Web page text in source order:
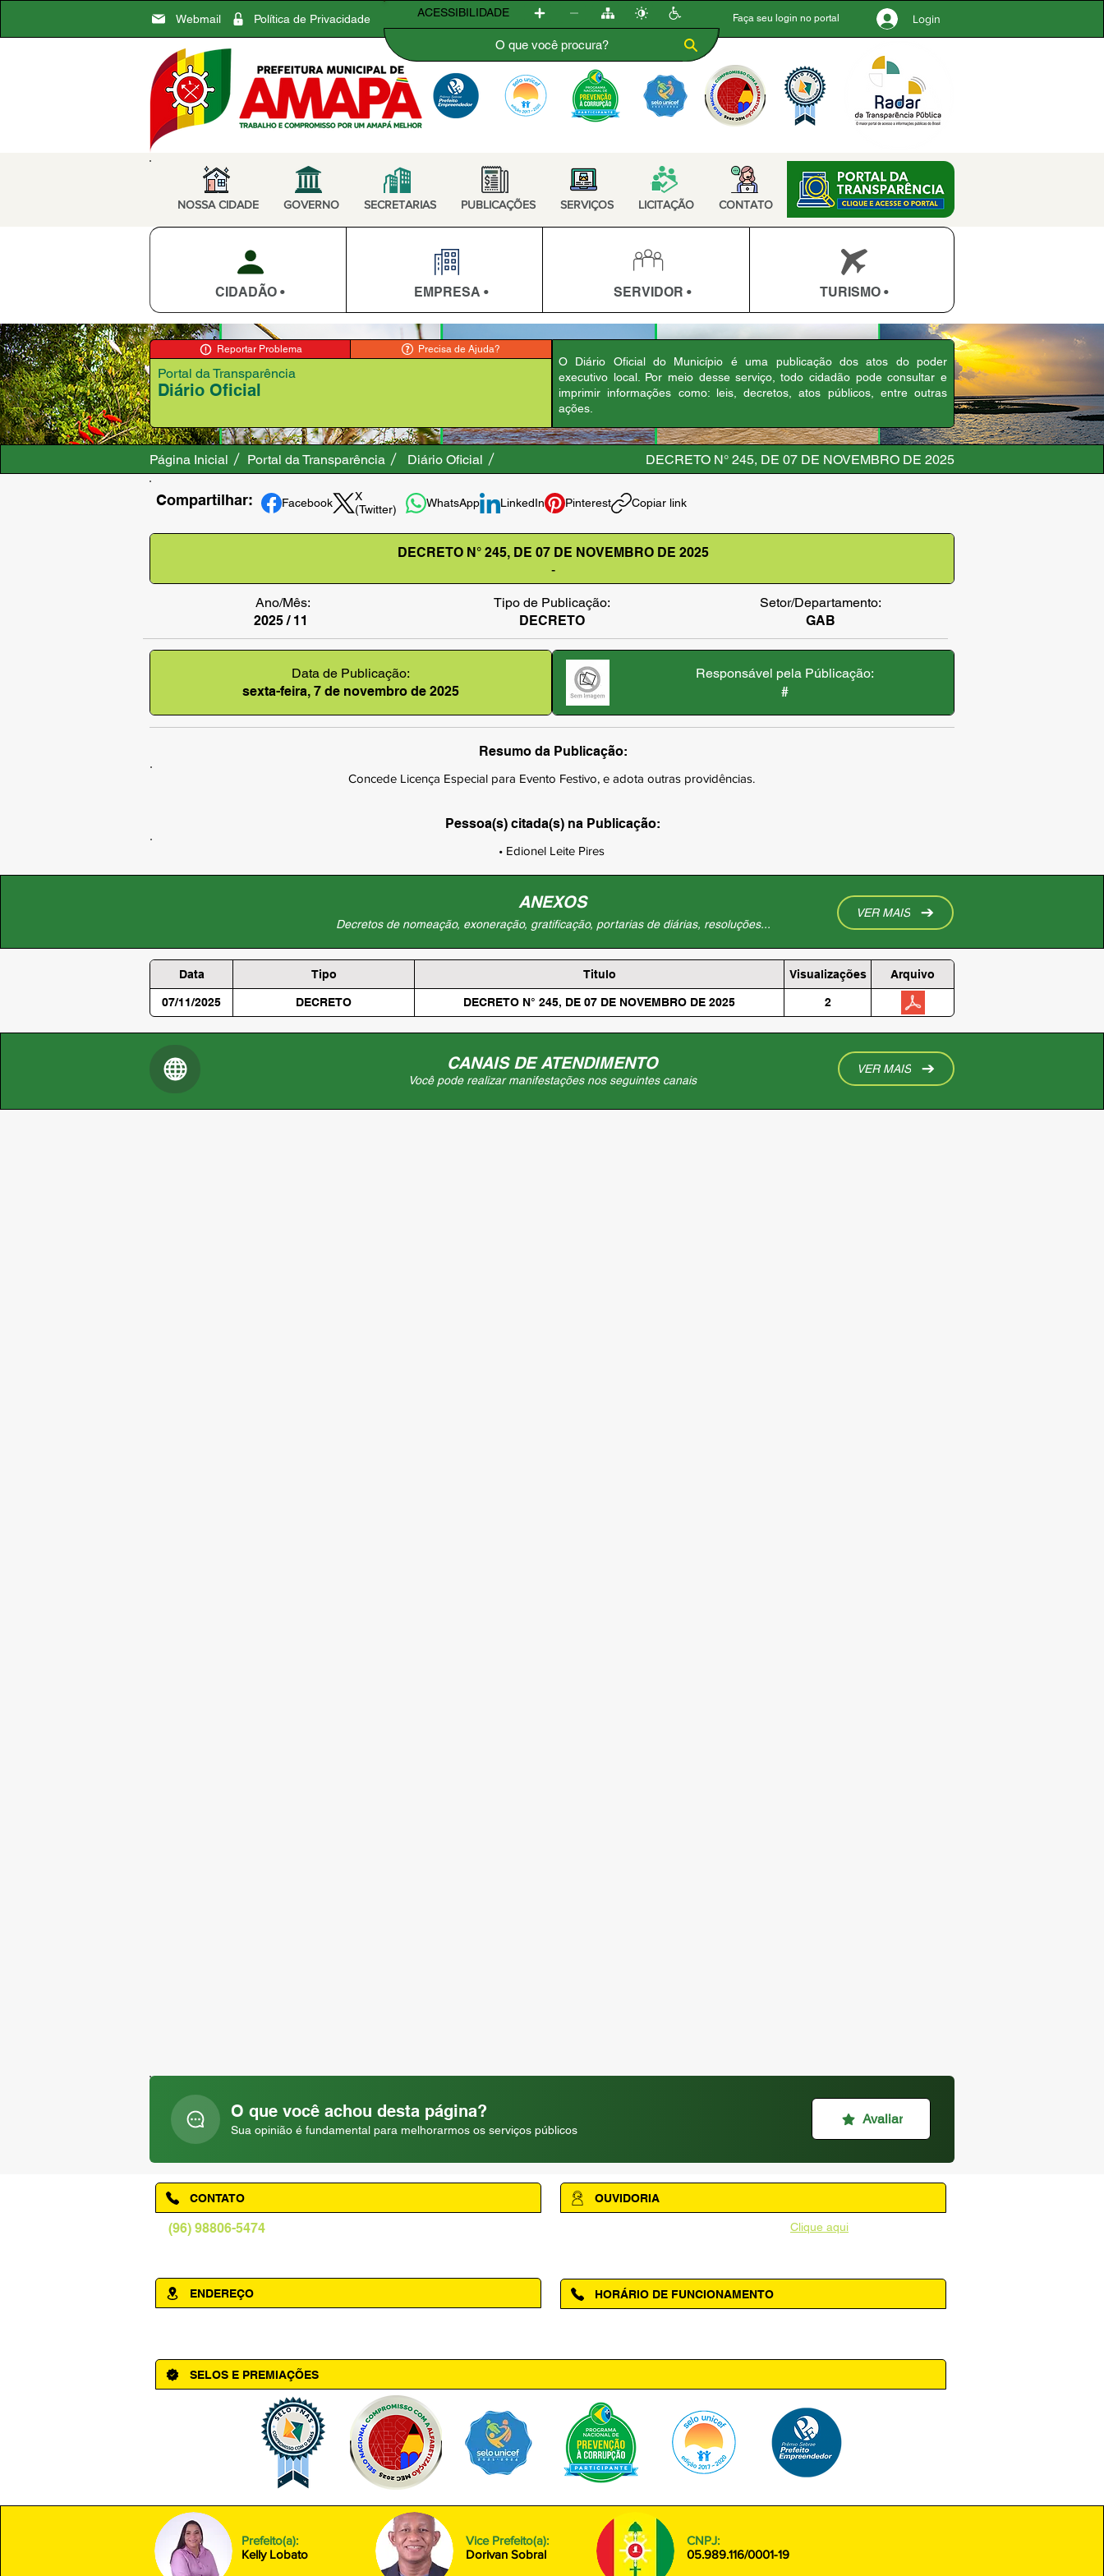
Webmail Política de Privacidade Faça seu login no portal Login
ACESSIBILIDADE
NOSSA CIDADE GOVERNO SECRETARIAS PUBLICAÇÕES SERVIÇOS LICITAÇÃO CONTATO
CIDADÃO • EMPRESA • SERVIDOR • TURISMO •
Reportar Problema Precisa de Ajuda?
Diário Oficial
Portal da Transparência
O Diário Oficial do Município é uma publicação dos atos do poder
executivo local. Por meio desse serviço, todo cidadão pode consultar e
imprimir informações como: leis, decretos, atos públicos, entre outras
ações.
Página Inicial Portal da Transparência Diário Oficial DECRETO N° 245, DE 07 DE NOVEMBRO DE 2025
Compartilhar: Facebook
X
(Twitter)
WhatsApp LinkedIn Pinterest Copiar link
DECRETO N° 245, DE 07 DE NOVEMBRO DE 2025
-
Ano/Mês:
2025 / 11
Tipo de Publicação:
DECRETO
Setor/Departamento:
GAB
Data de Publicação:
sexta-feira, 7 de novembro de 2025
Responsável pela Públicação:
#
Resumo da Publicação:
Concede Licença Especial para Evento Festivo, e adota outras providências.
Pessoa(s) citada(s) na Publicação:
• Edionel Leite Pires
ANEXOS
Decretos de nomeação, exoneração, gratificação, portarias de diárias, resoluções...
VER MAIS
Data Tipo Titulo Visualizações Arquivo
07/11/2025 DECRETO DECRETO N° 245, DE 07 DE NOVEMBRO DE 2025 2
CANAIS DE ATENDIMENTO
Você pode realizar manifestações nos seguintes canais
VER MAIS
O que você achou desta página?
Sua opinião é fundamental para melhorarmos os serviços públicos
Avaliar
(96) 98806-5474
CONTATO
ENDEREÇO
Clique aqui
OUVIDORIA
HORÁRIO DE FUNCIONAMENTO
SELOS E PREMIAÇÕES
Prefeito(a):
Kelly Lobato
Vice Prefeito(a):
Dorivan Sobral
CNPJ:
05.989.116/0001-19